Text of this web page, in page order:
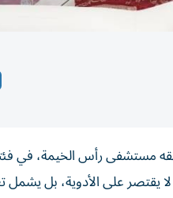
المراكز الأولى في تحدي رأس الخيمة للسكري 2025، الذي أطلقه مستشفى رأس
بالمرض، الذي لا يقتصر على الأدوية، بل